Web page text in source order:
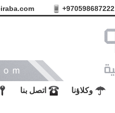
970598687222+
وكلاؤنا اتصل بنا